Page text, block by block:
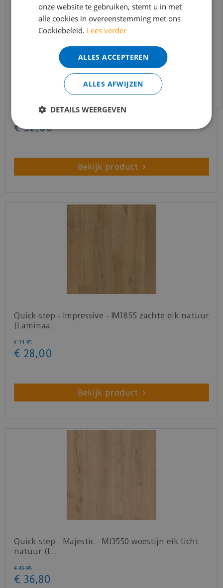
Quick-step - Capture - SIG4763 Geborstelde eik
€ 32,00
Bekijk product
Quick-step - Impressive - IM1855 zachte eik natuur
(Laminaa…
€ 34,95
€ 28,00
Bekijk product
Quick-step - Majestic - MJ3550 woestijn eik licht
natuur (L…
€ 45,95
€ 36,80
bereikbaar.
Bestelling worden uiteraard verwerkt
echter iets minder snel dan wat je van ons
gewend bent.
Voor vragen kan je ons bereiken via
info@merkvloerenwinkel.nl
onze website te gebruiken, stemt u in met
alle cookies in overeenstemming met ons
Cookiebeleid. Lees verder
ALLES ACCEPTEREN
ALLES AFWIJZEN
DETAILS WEERGEVEN